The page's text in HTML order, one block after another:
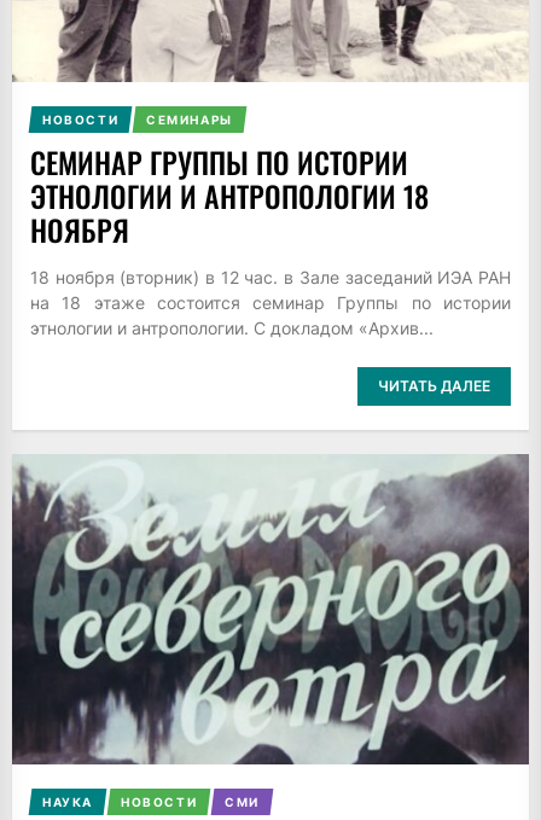
НОВОСТИ СЕМИНАРЫ
СЕМИНАР ГРУППЫ ПО ИСТОРИИ
ЭТНОЛОГИИ И АНТРОПОЛОГИИ 18
НОЯБРЯ
18 ноября (вторник) в 12 час. в Зале заседаний ИЭА РАН
на 18 этаже состоится семинар Группы по истории
этнологии и антропологии. С докладом «Архив...
ЧИТАТЬ ДАЛЕЕ
НАУКА НОВОСТИ СМИ